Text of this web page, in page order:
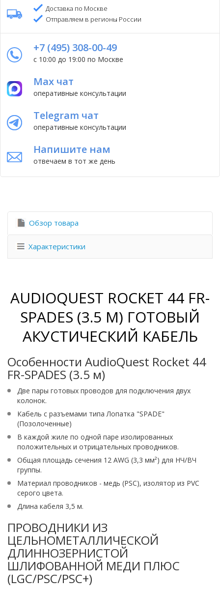
Доставка по Москве
Отправляем в регионы России
+7 (495) 308-00-49
с 10:00 до 19:00 по Москве
Max чат
оперативные консультации
Telegram чат
оперативные консультации
Напишите нам
отвечаем в тот же день
Обзор товара
Характеристики
AUDIOQUEST ROCKET 44 FR-
SPADES (3.5 М) ГОТОВЫЙ
АКУСТИЧЕСКИЙ КАБЕЛЬ
Особенности AudioQuest Rocket 44
FR-SPADES (3.5 м)
Две пары готовых проводов для подключения двух
колонок.
Кабель с разъемами типа Лопатка "SPADE"
(Позолоченные)
В каждой жиле по одной паре изолированных
положительных и отрицательных проводников.
Общая площадь сечения 12 AWG (3,3 мм²) для НЧ/ВЧ
группы.
Материал проводников - медь (PSC), изолятор из PVC
серого цвета.
Длина кабеля 3,5 м.
ПРОВОДНИКИ ИЗ
ЦЕЛЬНОМЕТАЛЛИЧЕСКОЙ
ДЛИННОЗЕРНИСТОЙ
ШЛИФОВАННОЙ МЕДИ ПЛЮС
(LGC/PSC/PSC+)